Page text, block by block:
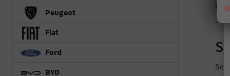
370
Peugeot
Fiat
Ford
BYD